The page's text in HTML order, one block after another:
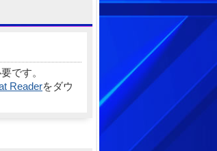
です。
Readerをダウ